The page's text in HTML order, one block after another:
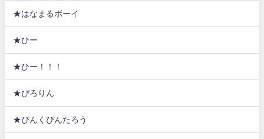
★はなまるボーイ
★ひー
★ひー！！！
★ぴろりん
★ぴんくぴんたろう